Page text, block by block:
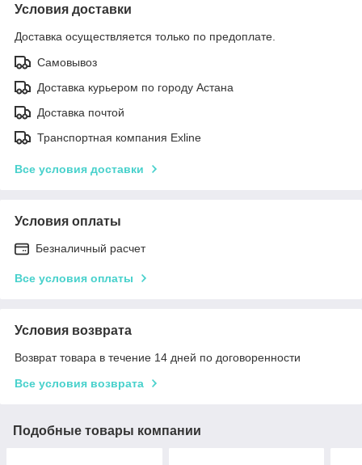
Условия доставки
Доставка осуществляется только по предоплате.
Самовывоз
Доставка курьером по городу Астана
Доставка почтой
Транспортная компания Exline
Все условия доставки
Условия оплаты
Безналичный расчет
Все условия оплаты
Условия возврата
Возврат товара в течение 14 дней по договоренности
Все условия возврата
Подобные товары компании